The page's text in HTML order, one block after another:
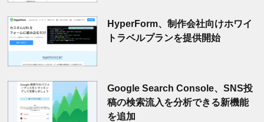
HyperForm、制作会社向けホワイ
トラベルプランを提供開始
Google Search Console、SNS投
稿の検索流入を分析できる新機能
を追加